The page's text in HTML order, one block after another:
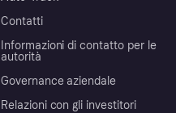
Contatti
Informazioni di contatto per le
autorità
Governance aziendale
Relazioni con gli investitori